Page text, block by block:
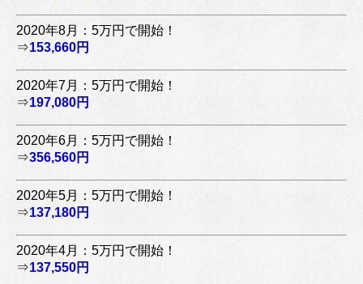
2020年8月：5万円で開始！
⇒153,660円
2020年7月：5万円で開始！
⇒197,080円
2020年6月：5万円で開始！
⇒356,560円
2020年5月：5万円で開始！
⇒137,180円
2020年4月：5万円で開始！
⇒137,550円